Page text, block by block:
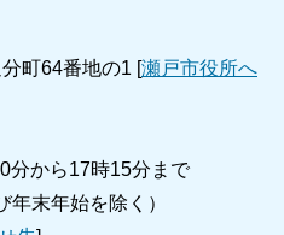
町64番地の1 [瀬戸市役所へ
分から17時15分まで
年末年始を除く）